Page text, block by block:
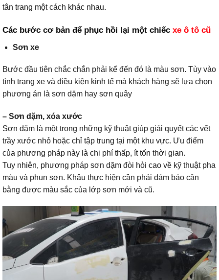
tân trang một cách khác nhau.
Các bước cơ bản để phục hồi lại một chiếc xe ô tô cũ
Sơn xe
Bước đầu tiên chắc chắn phải kể đến đó là màu sơn. Tùy vào
tình trạng xe và điều kiện kinh tế mà khách hàng sẽ lựa chọn
phương án là sơn dặm hay sơn quây
– Sơn dặm, xóa xước
Sơn dặm là một trong những kỹ thuật giúp giải quyết các vết
trầy xước nhỏ hoặc chỉ tập trung tại một khu vực. Ưu điểm
của phương pháp này là chi phí thấp, ít tốn thời gian.
Tuy nhiên, phương pháp sơn dặm đòi hỏi cao về kỹ thuật pha
màu và phun sơn. Khâu thực hiện cần phải đảm bảo cân
bằng được màu sắc của lớp sơn mới và cũ.